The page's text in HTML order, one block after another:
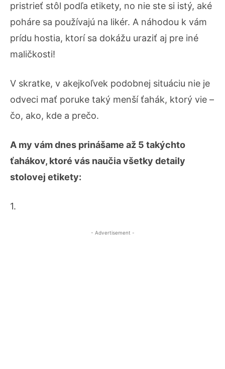
pristrieť stôl podľa etikety, no nie ste si istý, aké
poháre sa používajú na likér. A náhodou k vám
prídu hostia, ktorí sa dokážu uraziť aj pre iné
maličkosti!
V skratke, v akejkoľvek podobnej situáciu nie je
odveci mať poruke taký menší ťahák, ktorý vie –
čo, ako, kde a prečo.
A my vám dnes prinášame až 5 takýchto
ťahákov, ktoré vás naučia všetky detaily
stolovej etikety:
1.
- Advertisement -